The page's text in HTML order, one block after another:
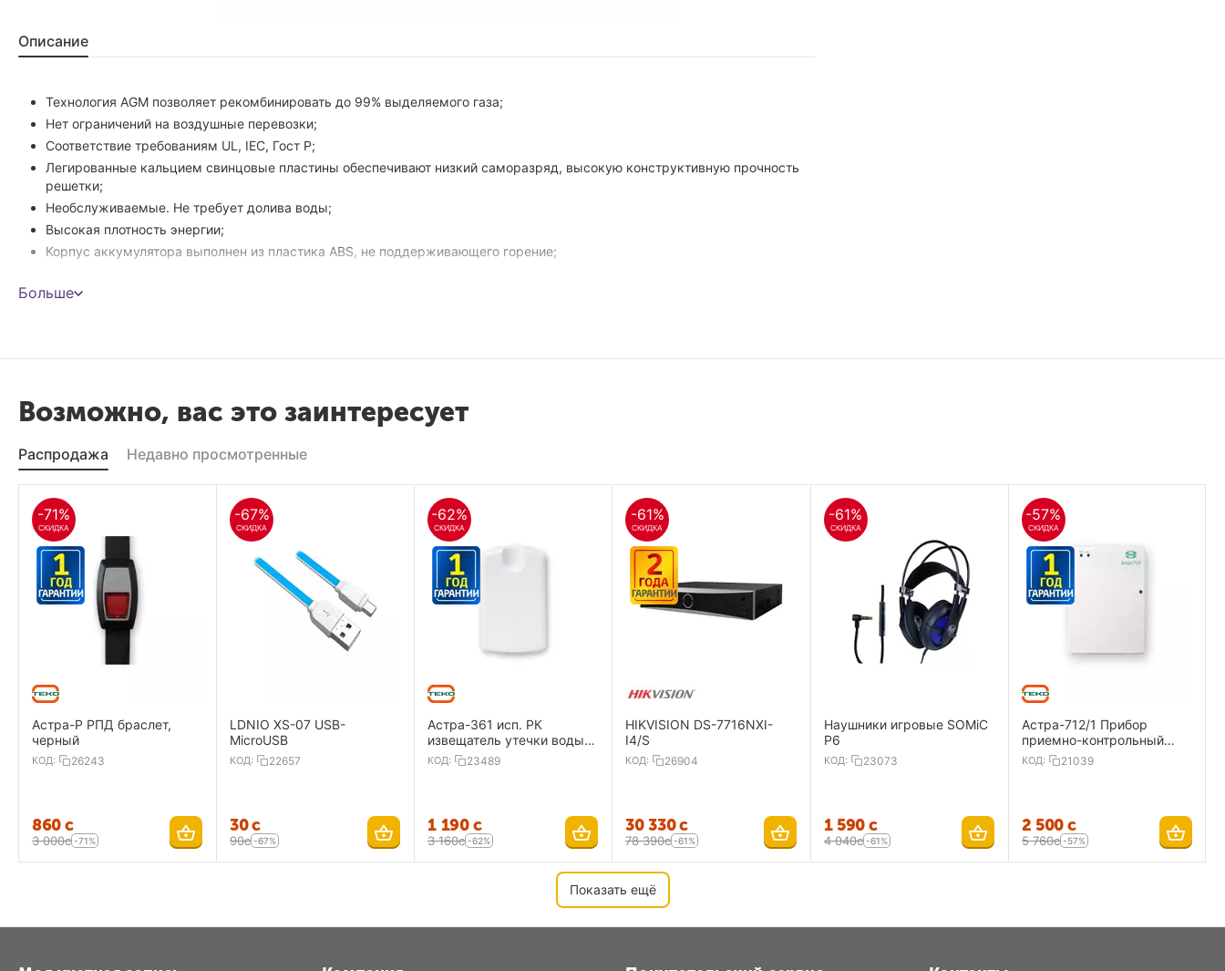
Описание
Технология AGM позволяет рекомбинировать до 99% выделяемого газа;
Нет ограничений на воздушные перевозки;
Соответствие требованиям UL, IEC, Гост Р;
Легированные кальцием свинцовые пластины обеспечивают низкий саморазряд, высокую конструктивную прочность
решетки;
Необслуживаемые. Не требует долива воды;
Высокая плотность энергии;
Корпус аккумулятора выполнен из пластика ABS, не поддерживающего горение;
Емкость :
Размеры : 151x65x94 мм
Вес : 2.4 кг
Больше
Возможно, вас это заинтересует
Распродажа Недавно просмотренные
-71%
СКИДКА
Астра-Р РПД браслет,
черный
КОД: 26243
‍860‍с
3 000с -71%
-67%
СКИДКА
LDNIO XS-07 USB-
MicroUSB
КОД: 22657
‍30‍с
‍90‍с -67%
-62%
СКИДКА
Астра-361 исп. РК
извещатель утечки воды,
радиоканальный
КОД: 23489
1 190 с
3 160с -62%
-61%
СКИДКА
HIKVISION DS-7716NXI-
I4/S
КОД: 26904
30 330с
78 390с -61%
-61%
СКИДКА
Наушники игровые SOMiC
P6
КОД: 23073
1 590с
4 040с -61%
-57%
СКИДКА
Астра-712/1 Прибор
приемно-контрольный
охранно-пожарный 1
ШС,ИП
КОД: 21039
2 500с
5 760с -57%
Показать ещё